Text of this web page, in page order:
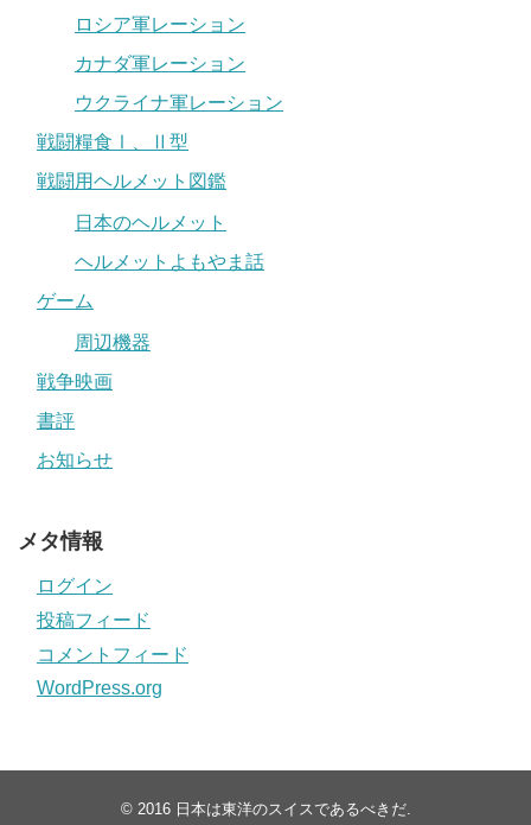
ロシア軍レーション
カナダ軍レーション
ウクライナ軍レーション
戦闘糧食Ⅰ、Ⅱ型
戦闘用ヘルメット図鑑
日本のヘルメット
ヘルメットよもやま話
ゲーム
周辺機器
戦争映画
書評
お知らせ
メタ情報
ログイン
投稿フィード
コメントフィード
WordPress.org
© 2016 日本は東洋のスイスであるべきだ.